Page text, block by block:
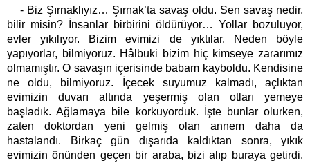
- Biz Şırnaklıyız… Şırnak’ta savaş oldu. Sen savaş nedir,
bilir misin? İnsanlar birbirini öldürüyor… Yollar bozuluyor,
evler yıkılıyor. Bizim evimizi de yıktılar. Neden böyle
yapıyorlar, bilmiyoruz. Hâlbuki bizim hiç kimseye zararımız
olmamıştır. O savaşın içerisinde babam kayboldu. Kendisine
ne oldu, bilmiyoruz. İçecek suyumuz kalmadı, açlıktan
evimizin duvarı altında yeşermiş olan otları yemeye
başladık. Ağlamaya bile korkuyorduk. İşte bunlar olurken,
zaten doktordan yeni gelmiş olan annem daha da
hastalandı. Birkaç gün dışarıda kaldıktan sonra, yıkık
evimizin önünden geçen bir araba, bizi alıp buraya getirdi.